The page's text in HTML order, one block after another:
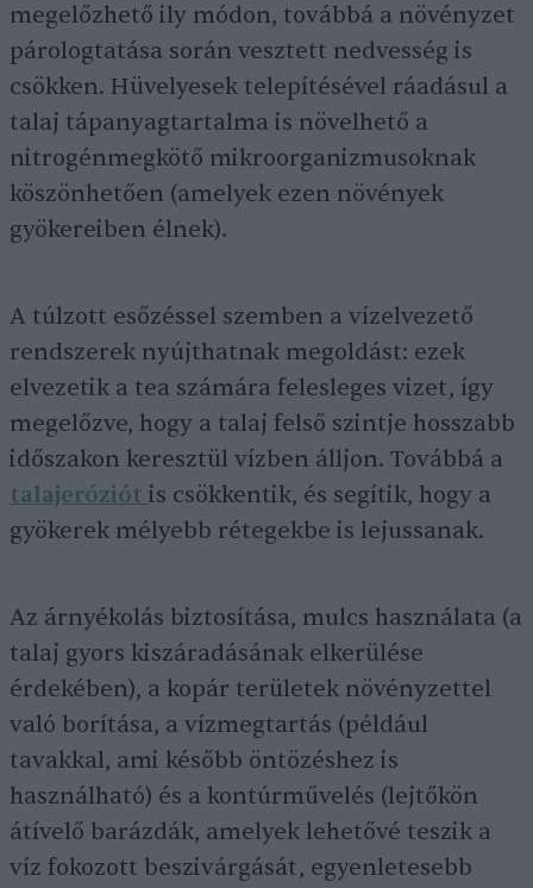
megelőzhető ily módon, továbbá a növényzet
párologtatása során vesztett nedvesség is
csökken. Hüvelyesek telepítésével ráadásul a
talaj tápanyagtartalma is növelhető a
nitrogénmegkötő mikroorganizmusoknak
köszönhetően (amelyek ezen növények
gyökereiben élnek).
A túlzott esőzéssel szemben a vízelvezető
rendszerek nyújthatnak megoldást: ezek
elvezetik a tea számára felesleges vizet, így
megelőzve, hogy a talaj felső szintje hosszabb
időszakon keresztül vízben álljon. Továbbá a
talajeróziót is csökkentik, és segítik, hogy a
gyökerek mélyebb rétegekbe is lejussanak.
Az árnyékolás biztosítása, mulcs használata (a
talaj gyors kiszáradásának elkerülése
érdekében), a kopár területek növényzettel
való borítása, a vízmegtartás (például
tavakkal, ami később öntözéshez is
használható) és a kontúrművelés (lejtőkön
átívelő barázdák, amelyek lehetővé teszik a
víz fokozott beszivárgását, egyenletesebb